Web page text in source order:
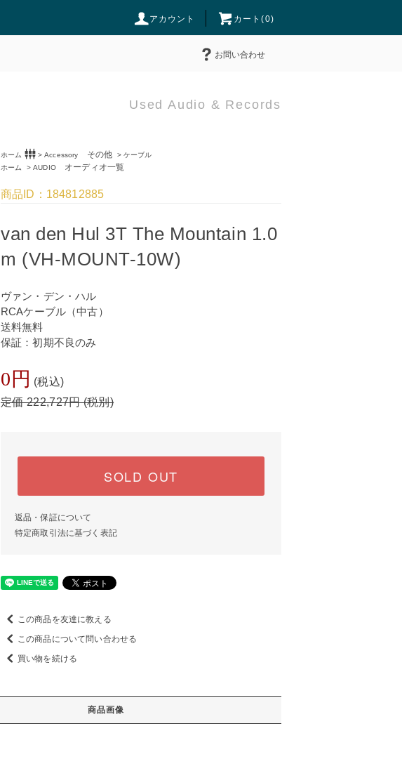
アカウント カート(0)
お問い合わせ
Used Audio & Records
ホーム >
settings_input_component Accessory その他 > ケーブル
ホーム
>AUDIOオーディオ一覧
商品ID：184812885
van den Hul 3T The Mountain 1.0
m (VH-MOUNT-10W)
ヴァン・デン・ハル
RCAケーブル（中古）
送料無料
保証：初期不良のみ
0円 (税込)
定価 222,727円 (税別)
SOLD OUT
返品・保証について
特定商取引法に基づく表記
この商品を友達に教える
この商品について問い合わせる
買い物を続ける
商品画像